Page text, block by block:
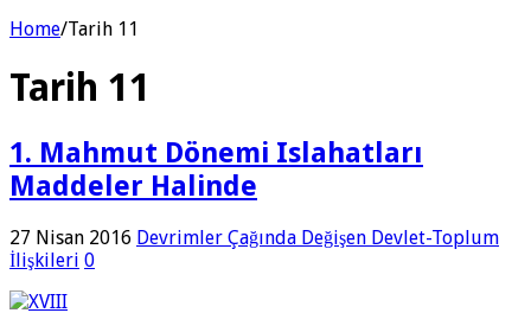
Home/Tarih 11
Tarih 11
1. Mahmut Dönemi Islahatları
Maddeler Halinde
27 Nisan 2016 Devrimler Çağında Değişen Devlet-Toplum
İlişkileri 0